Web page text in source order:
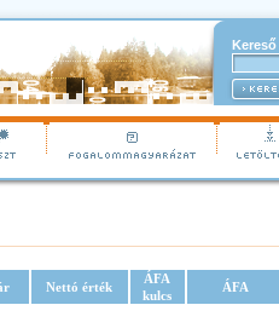
Kereső
Nettó érték
ÁFA
kulcs
ÁFA